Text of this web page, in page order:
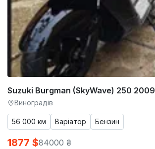
Suzuki Burgman (SkyWave) 250 2009
Виноградів
56 000 км Варіатор Бензин
1877 $84000 ₴